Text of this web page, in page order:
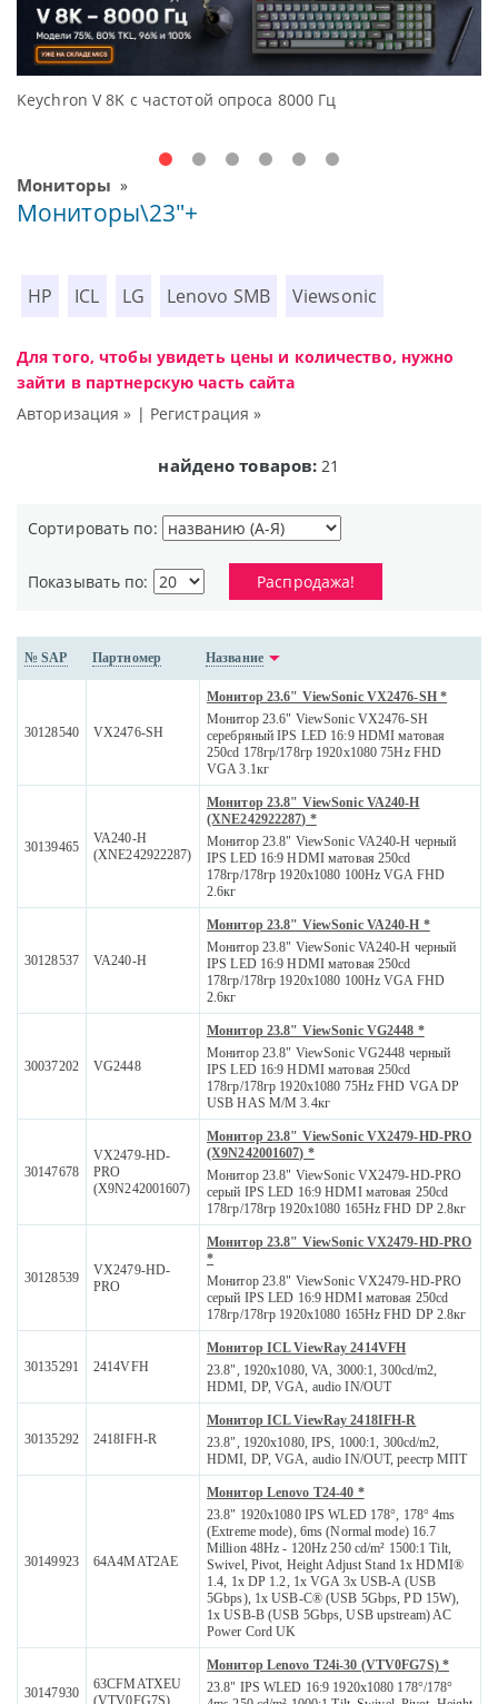
Keychron V 8K с частотой опроса 8000 Гц
Мониторы »
Мониторы\23"+
HP ICL LG Lenovo SMB Viewsonic
Для того, чтобы увидеть цены и количество, нужно
зайти в партнерскую часть сайта
Авторизация » | Регистрация »
найдено товаров: 21
Сортировать по:
Показывать по: Распродажа!
№ SAP Партномер Название
30128540 VX2476-SH
Монитор 23.6" ViewSonic VX2476-SH *
Монитор 23.6" ViewSonic VX2476-SH
серебряный IPS LED 16:9 HDMI матовая
250cd 178гр/178гр 1920x1080 75Hz FHD
VGA 3.1кг
30139465
VA240-H
(XNE242922287)
Монитор 23.8" ViewSonic VA240-H
(XNE242922287) *
Монитор 23.8" ViewSonic VA240-H черный
IPS LED 16:9 HDMI матовая 250cd
178гр/178гр 1920x1080 100Hz VGA FHD
2.6кг
30128537 VA240-H
Монитор 23.8" ViewSonic VA240-H *
Монитор 23.8" ViewSonic VA240-H черный
IPS LED 16:9 HDMI матовая 250cd
178гр/178гр 1920x1080 100Hz VGA FHD
2.6кг
30037202 VG2448
Монитор 23.8" ViewSonic VG2448 *
Монитор 23.8" ViewSonic VG2448 черный
IPS LED 16:9 HDMI матовая 250cd
178гр/178гр 1920x1080 75Hz FHD VGA DP
USB HAS M/M 3.4кг
30147678
VX2479-HD-
PRO
(X9N242001607)
Монитор 23.8" ViewSonic VX2479-HD-PRO
(X9N242001607) *
Монитор 23.8" ViewSonic VX2479-HD-PRO
серый IPS LED 16:9 HDMI матовая 250cd
178гр/178гр 1920x1080 165Hz FHD DP 2.8кг
30128539
VX2479-HD-
PRO
Монитор 23.8" ViewSonic VX2479-HD-PRO
*
Монитор 23.8" ViewSonic VX2479-HD-PRO
серый IPS LED 16:9 HDMI матовая 250cd
178гр/178гр 1920x1080 165Hz FHD DP 2.8кг
30135291 2414VFH
Монитор ICL ViewRay 2414VFH
23.8", 1920x1080, VA, 3000:1, 300cd/m2,
HDMI, DP, VGA, audio IN/OUT
30135292 2418IFH-R
Монитор ICL ViewRay 2418IFH-R
23.8", 1920x1080, IPS, 1000:1, 300cd/m2,
HDMI, DP, VGA, audio IN/OUT, реестр МПТ
30149923 64A4MAT2AE
Монитор Lenovo T24-40 *
23.8" 1920x1080 IPS WLED 178°, 178° 4ms
(Extreme mode), 6ms (Normal mode) 16.7
Million 48Hz - 120Hz 250 cd/m² 1500:1 Tilt,
Swivel, Pivot, Height Adjust Stand 1x HDMI®
1.4, 1x DP 1.2, 1x VGA 3x USB-A (USB
5Gbps), 1x USB-C® (USB 5Gbps, PD 15W),
1x USB-B (USB 5Gbps, USB upstream) AC
Power Cord UK
30147930
63CFMATXEU
Монитор Lenovo T24i-30 (VTV0FG7S) *
23.8" IPS WLED 16:9 1920x1080 178°/178°